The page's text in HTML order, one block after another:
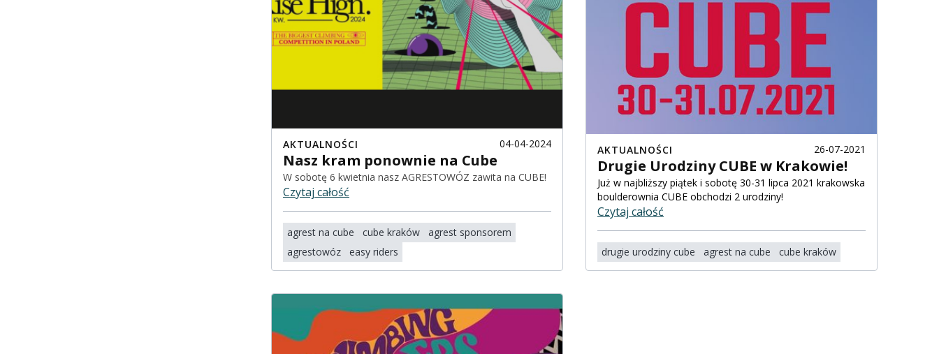
AKTUALNOŚCI 04-04-2024
Nasz kram ponownie na Cube
W sobotę 6 kwietnia nasz AGRESTOWÓZ zawita na CUBE!
Czytaj całość
agrest na cube cube kraków
agrest sponsorem
agrestowóz
easy riders
AKTUALNOŚCI 26-07-2021
Drugie Urodziny CUBE w Krakowie!
Już w najbliższy piątek i sobotę 30-31 lipca 2021 krakowska
boulderownia CUBE obchodzi 2 urodziny!
Czytaj całość
drugie urodziny cube agrest na cube cube kraków